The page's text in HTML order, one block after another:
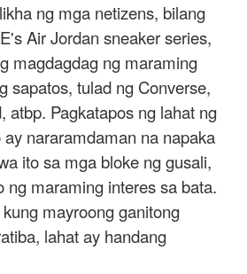
ng mga netizens, bilang
Air Jordan sneaker series,
magdagdag ng maraming
sapatos, tulad ng Converse,
atbp. Pagkatapos ng lahat ng
nararamdaman na napaka
ito sa mga bloke ng gusali,
ng maraming interes sa bata.
mayroong ganitong
lahat ay handang